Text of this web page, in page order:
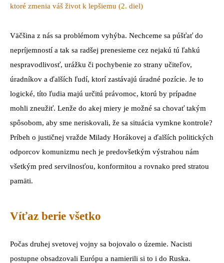
ktoré zmenia váš život k lepšiemu (2. diel)
Väčšina z nás sa problémom vyhýba. Nechceme sa púšťať do
nepríjemností a tak sa radšej prenesieme cez nejakú tú ľahkú
nespravodlivosť, urážku či pochybenie zo strany učiteľov,
úradníkov a ďalších ľudí, ktorí zastávajú úradné pozície. Je to
logické, títo ľudia majú určitú právomoc, ktorú by prípadne
mohli zneužiť. Lenže do akej miery je možné sa chovať takým
spôsobom, aby sme neriskovali, že sa situácia vymkne kontrole?
Príbeh o justičnej vražde Milady Horákovej a ďalších politických
odporcov komunizmu nech je predovšetkým výstrahou nám
všetkým pred servilnosťou, konformitou a rovnako pred stratou
pamäti.
Víťaz berie všetko
Počas druhej svetovej vojny sa bojovalo o územie. Nacisti
postupne obsadzovali Európu a namierili si to i do Ruska.